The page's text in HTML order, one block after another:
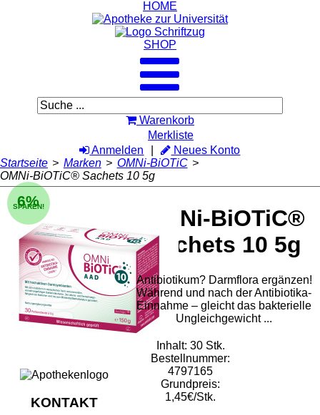
HOME
SHOP
Warenkorb
Merkliste
Anmelden
Neues Konto
Startseite > Marken > OMNi-BiOTiC >
OMNi-BiOTiC® Sachets 10 5g
OMNi-BiOTiC®
Sachets 10 5g
6%
SPAREN!
Antibiotikum? Darmflora ergänzen!
Während und nach der Antibiotika-
Einnahme – gleicht das bakterielle
Ungleichgewicht ...
Inhalt: 30 Stk.
Bestellnummer:
4797165
Grundpreis:
1,45€/Stk.
KONTAKT